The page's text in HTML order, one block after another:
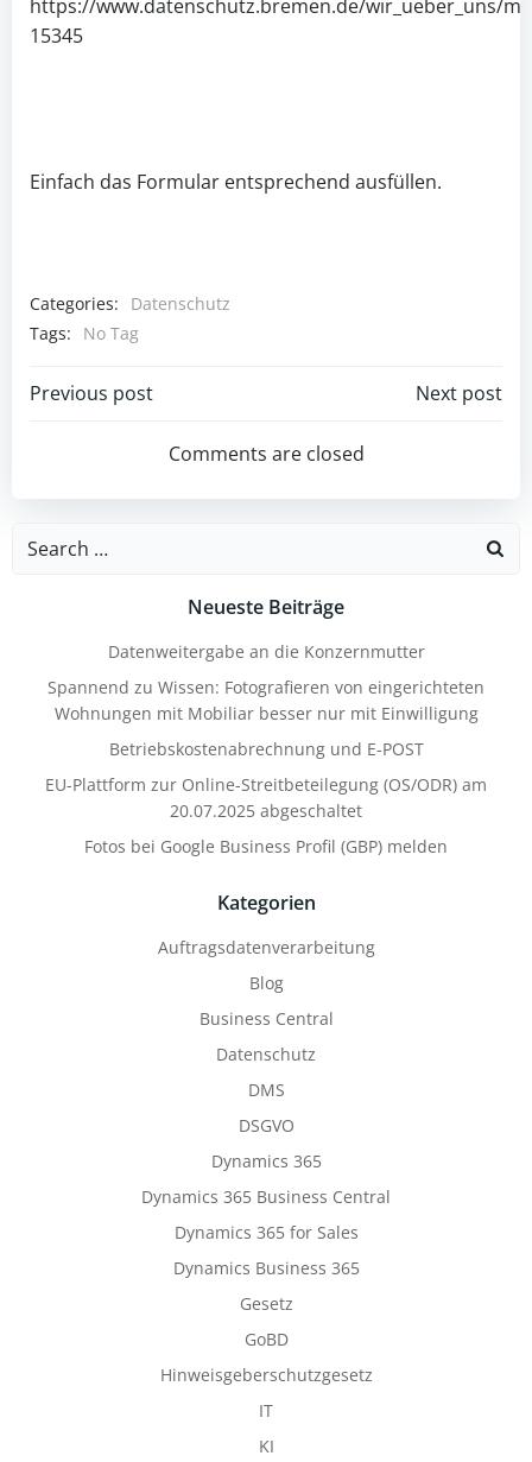
https://www.datenschutz.bremen.de/wir_ueber_uns/
15345
Einfach das Formular entsprechend ausfüllen.
Categories:
Datenschutz
Tags:
No Tag
Post
navigation
Previous post
navigation
Next post
Comments are closed
Search
Neueste Beiträge
Datenweitergabe an die Konzernmutter
Spannend zu Wissen: Fotografieren von eingerichteten
Wohnungen mit Mobiliar besser nur mit Einwilligung
Betriebskostenabrechnung und E-POST
EU-Plattform zur Online-Streitbeteilegung (OS/ODR) am
20.07.2025 abgeschaltet
Fotos bei Google Business Profil (GBP) melden
Kategorien
Auftragsdatenverarbeitung
Blog
Business Central
Datenschutz
DMS
DSGVO
Dynamics 365
Dynamics 365 Business Central
Dynamics 365 for Sales
Dynamics Business 365
Gesetz
GoBD
Hinweisgeberschutzgesetz
IT
KI